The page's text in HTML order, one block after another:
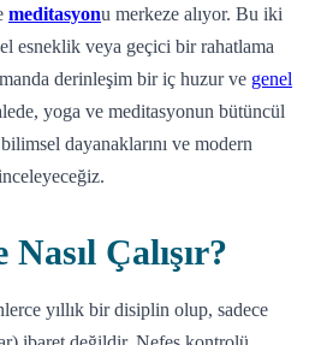
meditasyonu merkeze alıyor. Bu iki
esneklik veya geçici bir rahatlama
derinleşim bir iç huzur ve genel
yoga ve meditasyonun bütüncül
dayanaklarını ve modern
Çalışır?
yıllık bir disiplin olup, sadece